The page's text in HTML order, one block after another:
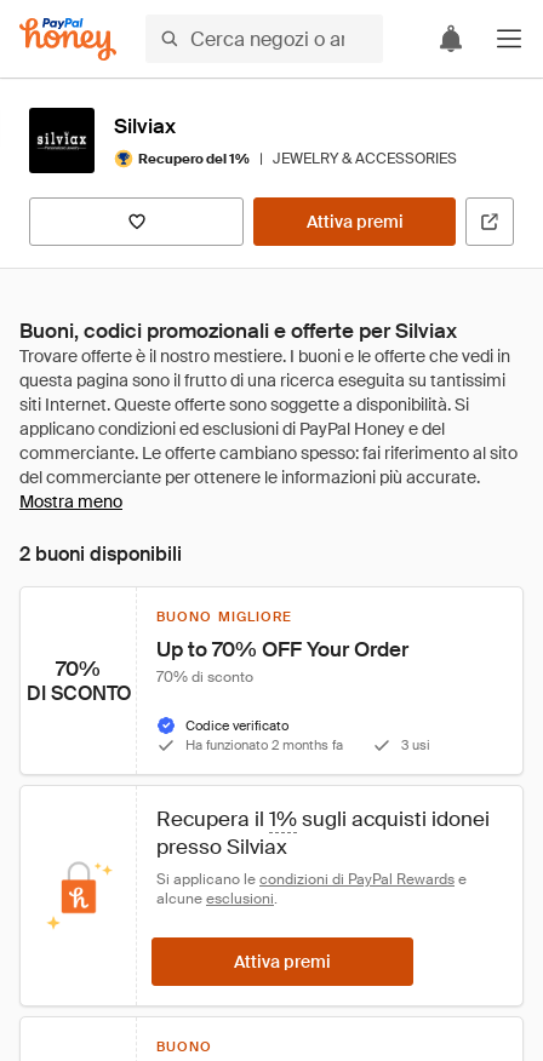
Silviax
Recupero del 1% | JEWELRY & ACCESSORIES
Attiva premi
Buoni, codici promozionali e offerte per Silviax
Mostra meno
2 buoni disponibili
70%
DI SCONTO
BUONO MIGLIORE
Up to 70% OFF Your Order
70% di sconto
Codice verificato
Ha funzionato 2 months fa
3 usi
Recupera il 1% sugli acquisti idonei
presso Silviax
Si applicano le condizioni di PayPal Rewards e
alcune esclusioni.
Attiva premi
BUONO